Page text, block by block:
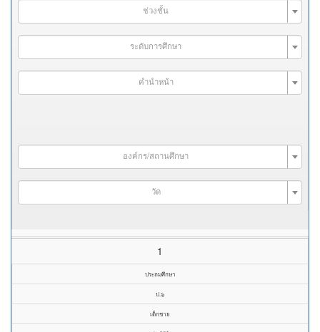
ช่วงชั้น
ระดับการศึกษา
คำนำหน้า
องค์กร/สถานศึกษา
วัด
1
ประถมศึกษา
ป.๖
เด็กชาย